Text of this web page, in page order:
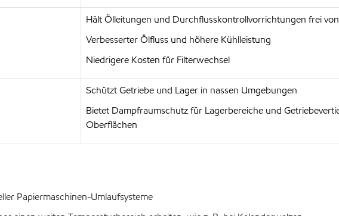
Hält Ölleitungen und Durchflusskontrollvorrichtungen frei
Verbesserter Ölfluss und höhere Kühlleistung
Niedrigere Kosten für Filterwechsel
Schützt Getriebe und Lager in nassen Umgebungen
Bietet Dampfraumschutz für Lagerbereiche und
Oberflächen
Papiermaschinen-Umlaufsysteme